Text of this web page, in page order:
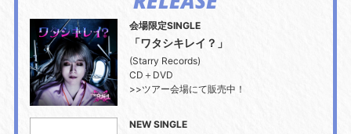
会場限定SINGLE
「ワタシキレイ？」
(Starry Records)
CD＋DVD
>>ツアー会場にて販売中！
NEW SINGLE